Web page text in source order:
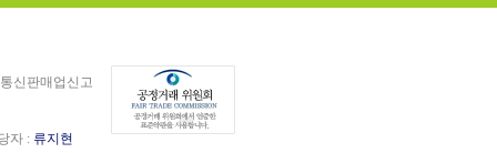
통신판매업신고
자 : 류지현